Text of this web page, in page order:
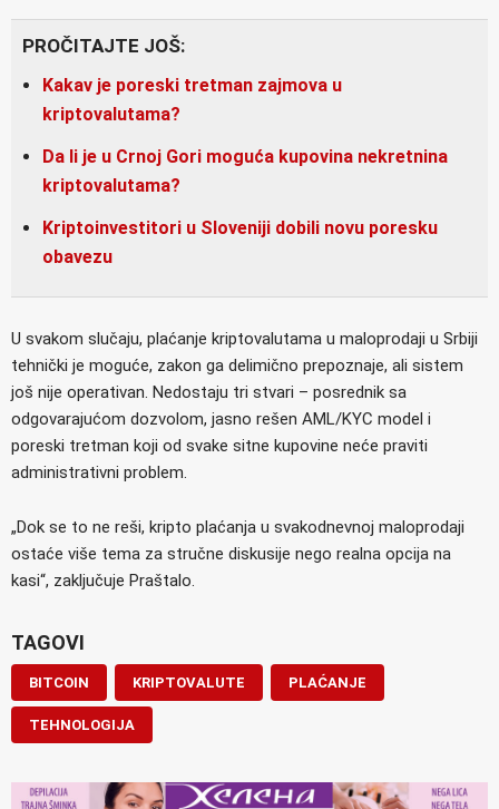
PROČITAJTE JOŠ:
Kakav je poreski tretman zajmova u
kriptovalutama?
Da li je u Crnoj Gori moguća kupovina nekretnina
kriptovalutama?
Kriptoinvestitori u Sloveniji dobili novu poresku
obavezu
U svakom slučaju, plaćanje kriptovalutama u maloprodaji u Srbiji
tehnički je moguće, zakon ga delimično prepoznaje, ali sistem
još nije operativan. Nedostaju tri stvari – posrednik sa
odgovarajućom dozvolom, jasno rešen AML/KYC model i
poreski tretman koji od svake sitne kupovine neće praviti
administrativni problem.
„Dok se to ne reši, kripto plaćanja u svakodnevnoj maloprodaji
ostaće više tema za stručne diskusije nego realna opcija na
kasi“, zaključuje Praštalo.
TAGOVI
BITCOIN KRIPTOVALUTE PLAĆANJE
TEHNOLOGIJA